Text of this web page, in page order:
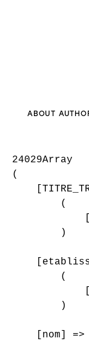
ABOUT
24029Array
(
        (
        )
        (
        )
[nom] =>